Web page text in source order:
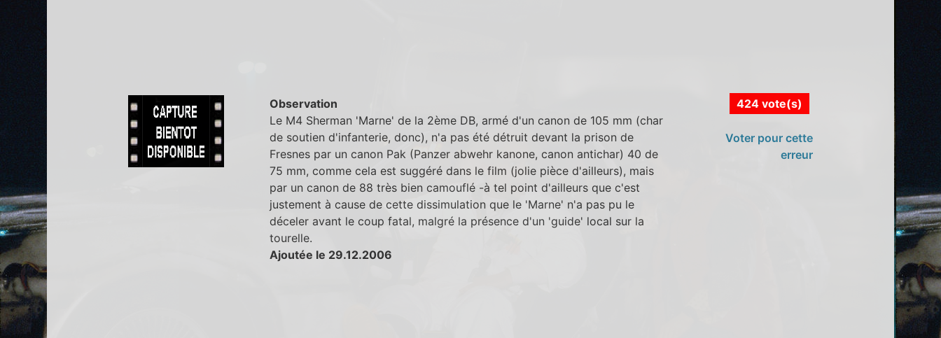
Observation
Le M4 Sherman 'Marne' de la 2ème DB, armé d'un canon de 105 mm (char
de soutien d'infanterie, donc), n'a pas été détruit devant la prison de
Fresnes par un canon Pak (Panzer abwehr kanone, canon antichar) 40 de
75 mm, comme cela est suggéré dans le film (jolie pièce d'ailleurs), mais
par un canon de 88 très bien camouflé -à tel point d'ailleurs que c'est
justement à cause de cette dissimulation que le 'Marne' n'a pas pu le
déceler avant le coup fatal, malgré la présence d'un 'guide' local sur la
tourelle.
Ajoutée le 29.12.2006
424 vote(s)
Voter pour cette
erreur